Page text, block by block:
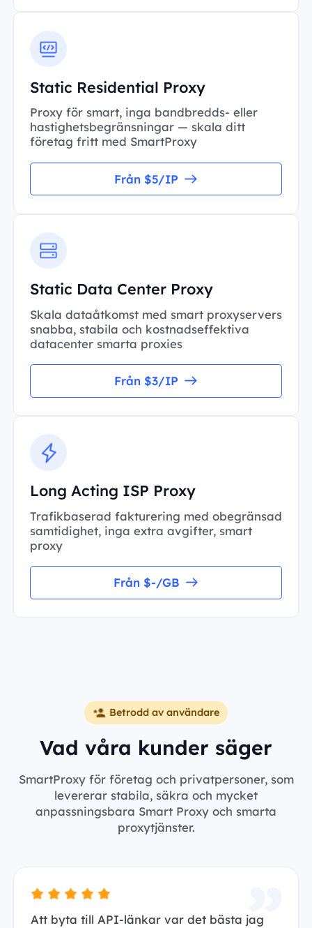
Static Residential Proxy
Proxy för smart, inga bandbredds- eller
hastighetsbegränsningar — skala ditt
företag fritt med SmartProxy
Från $5/IP
Static Data Center Proxy
Skala dataåtkomst med smart proxyservers
snabba, stabila och kostnadseffektiva
datacenter smarta proxies
Från $3/IP
Long Acting ISP Proxy
Trafikbaserad fakturering med obegränsad
samtidighet, inga extra avgifter, smart
proxy
Från $-/GB
Betrodd av användare
Vad våra kunder säger
SmartProxy för företag och privatpersoner, som
levererar stabila, säkra och mycket
anpassningsbara Smart Proxy och smarta
proxytjänster.
Att byta till API-länkar var det bästa jag